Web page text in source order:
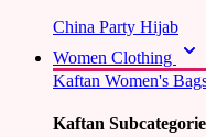
China Party Hijab
Women Clothing
Kaftan Women's
Kaftan